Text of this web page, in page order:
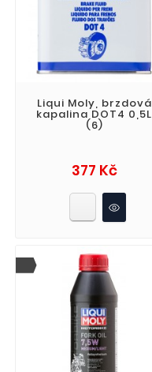
Liqui Moly, brzdová
kapalina DOT4 0,5L
(6)
377 KčCena